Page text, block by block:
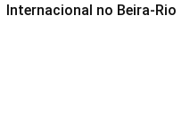
Internacional no Beira-Rio